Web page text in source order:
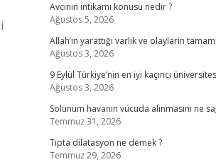
Avcının intikamı konusu nedir ?
Ağustos 5, 2026
Allah’ın yarattığı varlık ve olaylarin
Ağustos 3, 2026
9 Eylül Türkiye’nin en iyi kaçıncı
Ağustos 3, 2026
Solunum havanın vücuda alınmasını ne
Temmuz 31, 2026
Tıpta dilatasyon ne demek ?
Temmuz 29, 2026